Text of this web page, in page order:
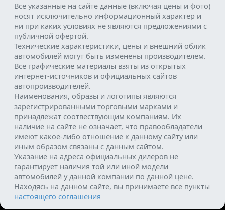
Все указанные на сайте данные (включая цены и фото)
носят исключительно информационный характер и
ни при каких условиях не являются предложениями с
публичной офертой.
Технические характеристики, цены и внешний облик
автомобилей могут быть изменены производителем.
Все графические материалы взяты из открытых
интернет-источников и официальных сайтов
автопроизводителей.
Наименования, образы и логотипы являются
зарегистрированными торговыми марками и
принадлежат соотвествующим компаниям. Их
наличие на сайте не означает, что правообладатели
имеют какое-либо отношение к данному сайту или
иным образом связаны с данным сайтом.
Указание на адреса официальных дилеров не
гарантирует наличия той или иной модели
автомобилей у данной компании по данной цене.
Находясь на данном сайте, вы принимаете все пункты
настоящего соглашения